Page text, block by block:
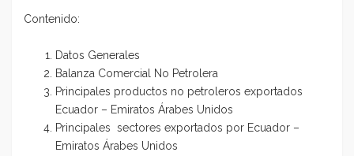
Contenido:
Datos Generales
Balanza Comercial No Petrolera
Principales productos no petroleros exportados
Ecuador – Emiratos Árabes Unidos
Principales sectores exportados por Ecuador –
Emiratos Árabes Unidos